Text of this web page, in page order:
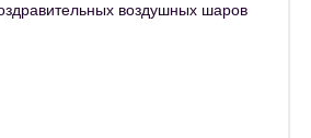
воздушных шаров